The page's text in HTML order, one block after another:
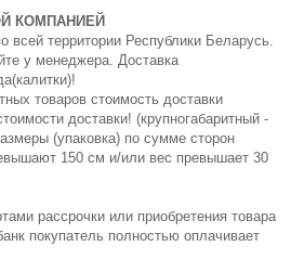
КОМПАНИЕЙ
всей территории Республики Беларусь.
у менеджера. Доставка
товаров стоимость доставки
доставки! (крупногабаритный -
(упаковка) по сумме сторон
150 см и/или вес превышает 30
рассрочки или приобретения товара
покупатель полностью оплачивает